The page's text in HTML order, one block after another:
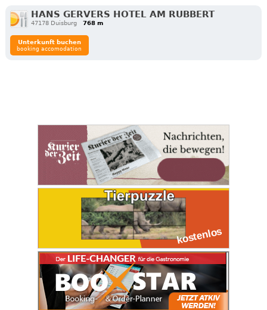
HANS GERVERS HOTEL AM RUBBERT
47178 Duisburg 768 m
Unterkunft buchen
booking accomodation